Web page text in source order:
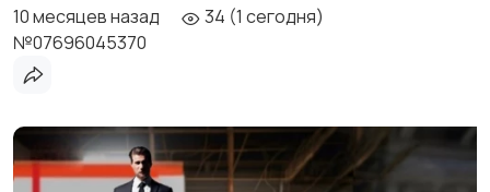
10 месяцев назад
34 (1 сегодня)
№07696045370